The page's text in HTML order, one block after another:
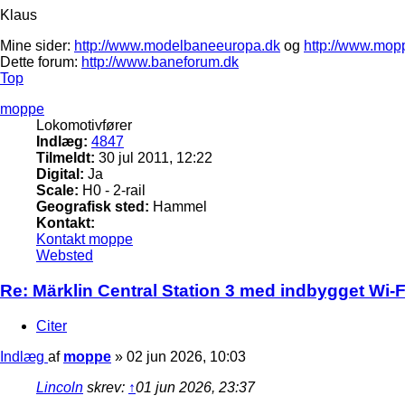
Klaus
Mine sider: http://www.modelbaneeuropa.dk og http://
Dette forum: http://www.baneforum.dk
Top
moppe
Lokomotivfører
Indlæg: 4847
Tilmeldt: 30 jul 2011, 12:22
Digital: Ja
Scale: H0 - 2-rail
Geografisk sted: Hammel
Kontakt:
Kontakt moppe
Websted
Re: Märklin Central Station 3 med indbygget Wi-
Citer
Indlæg af moppe » 02 jun 2026, 10:03
Lincoln skrev: ↑01 jun 2026, 23:37